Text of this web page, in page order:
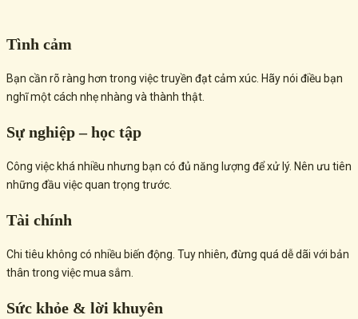
Tình cảm
Bạn cần rõ ràng hơn trong việc truyền đạt cảm xúc. Hãy nói điều bạn
nghĩ một cách nhẹ nhàng và thành thật.
Sự nghiệp – học tập
Công việc khá nhiều nhưng bạn có đủ năng lượng để xử lý. Nên ưu tiên
những đầu việc quan trọng trước.
Tài chính
Chi tiêu không có nhiều biến động. Tuy nhiên, đừng quá dễ dãi với bản
thân trong việc mua sắm.
Sức khỏe & lời khuyên